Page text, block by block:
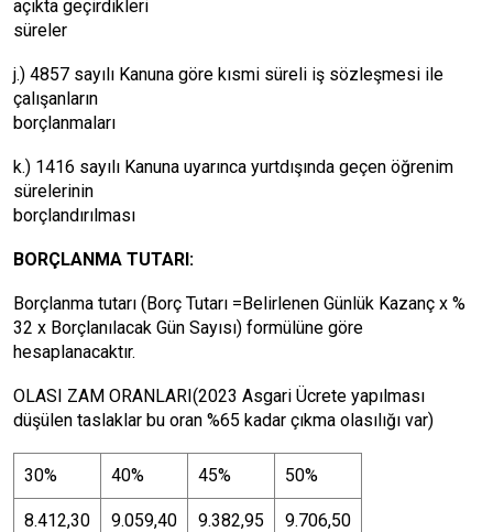
açıkta geçirdikleri
süreler
j.) 4857 sayılı Kanuna göre kısmi süreli iş sözleşmesi ile
çalışanların
borçlanmaları
k.) 1416 sayılı Kanuna uyarınca yurtdışında geçen öğrenim
sürelerinin
borçlandırılması
BORÇLANMA TUTARI:
Borçlanma tutarı (Borç Tutarı =Belirlenen Günlük Kazanç x %
32 x Borçlanılacak Gün Sayısı) formülüne göre
hesaplanacaktır.
OLASI ZAM ORANLARI(2023 Asgari Ücrete yapılması
düşülen taslaklar bu oran %65 kadar çıkma olasılığı var)
30% 40% 45% 50%
8.412,30 9.059,40 9.382,95 9.706,50